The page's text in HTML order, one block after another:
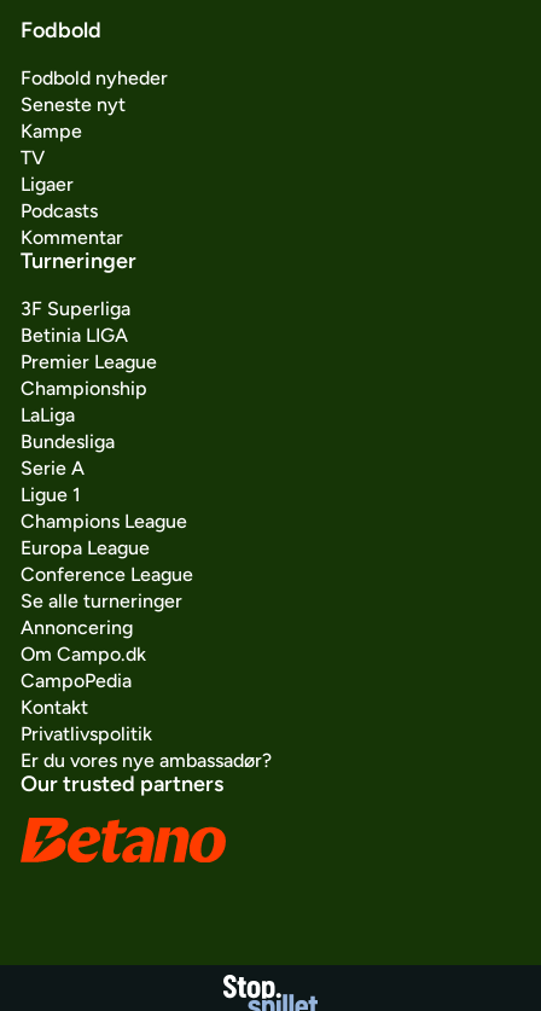
Fodbold
Fodbold nyheder
Seneste nyt
Kampe
TV
Ligaer
Podcasts
Kommentar
Turneringer
3F Superliga
Betinia LIGA
Premier League
Championship
LaLiga
Bundesliga
Serie A
Ligue 1
Champions League
Europa League
Conference League
Se alle turneringer
Annoncering
Om Campo.dk
CampoPedia
Kontakt
Privatlivspolitik
Er du vores nye ambassadør?
Our trusted partners